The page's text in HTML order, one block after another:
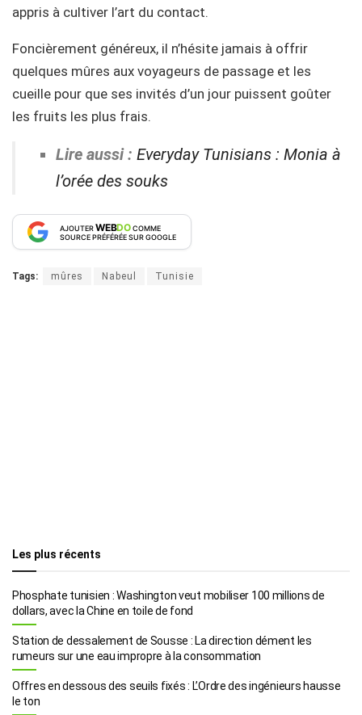
appris à cultiver l’art du contact.
Foncièrement généreux, il n’hésite jamais à offrir
quelques mûres aux voyageurs de passage et les
cueille pour que ses invités d’un jour puissent goûter
les fruits les plus frais.
Lire aussi : Everyday Tunisians : Monia à
l’orée des souks
AJOUTERWEBDOCOMME
SOURCE PRÉFÉRÉE SUR GOOGLE
Tags: mûres Nabeul Tunisie
Les plus récents
Phosphate tunisien : Washington veut mobiliser 100 millions de
dollars, avec la Chine en toile de fond
Station de dessalement de Sousse : La direction dément les
rumeurs sur une eau impropre à la consommation
Offres en dessous des seuils fixés : L’Ordre des ingénieurs hausse
le ton